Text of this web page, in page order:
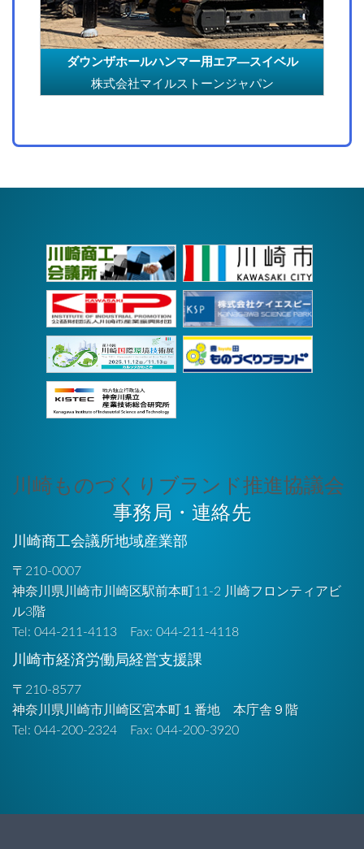
ダウンザホールハンマー用エア—スイベル
株式会社マイルストーンジャパン
川崎ものづくりブランド推進協議会
事務局・連絡先
川崎商工会議所地域産業部
〒210-0007
神奈川県川崎市川崎区駅前本町11-2 川崎フロンティアビ
ル3階
Tel: 044-211-4113 Fax: 044-211-4118
川崎市経済労働局経営支援課
〒210-8577
神奈川県川崎市川崎区宮本町１番地 本庁舎９階
Tel: 044-200-2324 Fax: 044-200-3920